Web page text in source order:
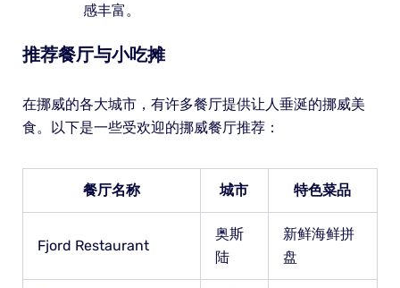
感丰富。
推荐餐厅与小吃摊
在挪威的各大城市，有许多餐厅提供让人垂涎的挪威美
食。以下是一些受欢迎的挪威餐厅推荐：
餐厅名称 城市 特色菜品
Fjord Restaurant
奥斯
陆
新鲜海鲜拼
盘